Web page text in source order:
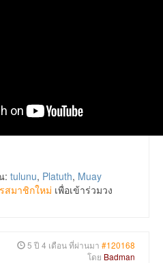
: tulunu, Platuth, Muay
สมาชิกใหม่ เพื่อเข้าร่วมวง
5 ปี 4 เดือน ที่ผ่านมา #120168
โดย Badman